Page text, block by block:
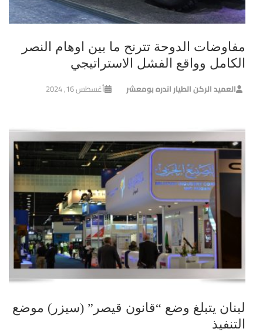
مفاوضات الدوحة تترنح ما بين اوهام النصر
الكامل وواقع الفشل الاستراتيجي
العميد الركن الطيار اندره بومعشر أغسطس 16, 2024
لبنان يتبلغ وضع “قانون قيصر” (سيزر) موضع
التنفيذ